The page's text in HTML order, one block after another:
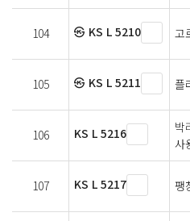
104 ㉿ KS L 5210 고
105 ㉿ KS L 5211 플
106 KS L 5216
박
사
107 KS L 5217 팽